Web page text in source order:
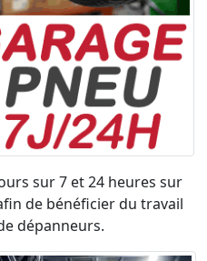
sur 7 et 24 heures sur
de bénéficier du travail
dépanneurs.